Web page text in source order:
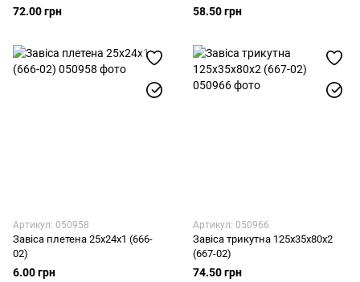
72.00 грн 58.50 грн
Артикул: 050958
Завіса плетена 25х24х1 (666-
02)
6.00 грн
Артикул: 050966
Завіса трикутна 125х35х80х2
(667-02)
74.50 грн